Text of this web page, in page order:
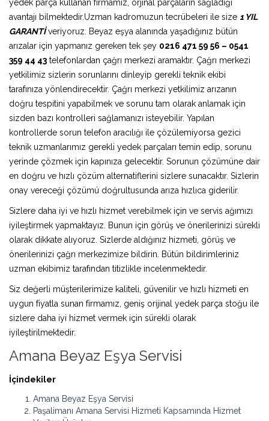
yedek parça kullanan firmamız, orjinal parçaların sağladığı
avantajı bilmektedir.Uzman kadromuzun tecrübeleri ile size 1 YIL
GARANTİveriyoruz. Beyaz eşya alanında yaşadığınız bütün
arızalar için yapmanız gereken tek şey 0216 471 59 56 – 0541
359 44 43 telefonlardan çağrı merkezi aramaktır. Çağrı merkezi
yetkilimiz sizlerin sorunlarını dinleyip gerekli teknik ekibi
tarafınıza yönlendirecektir. Çağrı merkezi yetkilimiz arızanın
doğru tespitini yapabilmek ve sorunu tam olarak anlamak için
sizden bazı kontrolleri sağlamanızı isteyebilir. Yapılan
kontrollerde sorun telefon aracılığı ile çözülemiyorsa gezici
teknik uzmanlarımız gerekli yedek parçaları temin edip, sorunu
yerinde çözmek için kapınıza gelecektir. Sorunun çözümüne dair
en doğru ve hızlı çözüm alternatiflerini sizlere sunacaktır. Sizlerin
onay vereceği çözümü doğrultusunda arıza hızlıca giderilir.
Sizlere daha iyi ve hızlı hizmet verebilmek için ve servis ağımızı
iyileştirmek yapmaktayız. Bunun için görüş ve önerilerinizi sürekli
olarak dikkate alıyoruz. Sizlerde aldığınız hizmeti, görüş ve
önerilerinizi çağrı merkezimize bildirin. Bütün bildirimleriniz
uzman ekibimiz tarafından titizlikle incelenmektedir.
Siz değerli müşterilerimize kaliteli, güvenilir ve hızlı hizmeti en
uygun fiyatla sunan firmamız, geniş orijinal yedek parça stoğu ile
sizlere daha iyi hizmet vermek için sürekli olarak
iyileştirilmektedir.
Amana Beyaz Eşya Servisi
İçindekiler
Amana Beyaz Eşya Servisi
Paşalimanı Amana Servisi Hizmeti Kapsamında Hizmet